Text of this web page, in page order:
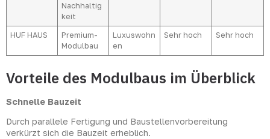
Nachhaltig
keit
HUF HAUS
Premium-
Modulbau
Luxuswohn
en
Sehr hoch Sehr hoch
Vorteile des Modulbaus im Überblick
Schnelle Bauzeit
Durch parallele Fertigung und Baustellenvorbereitung
verkürzt sich die Bauzeit erheblich.